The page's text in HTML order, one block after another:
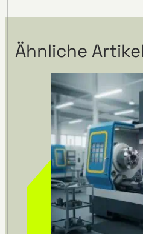
Ähnliche Artikel